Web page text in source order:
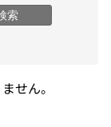
索
せん。